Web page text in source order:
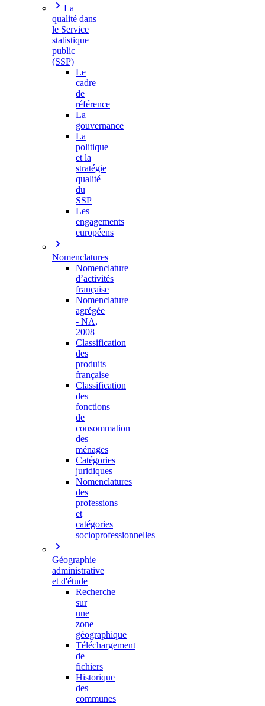
La
qualité dans
le Service
statistique
public
(SSP)
Le
cadre
de
référence
La
gouvernance
La
politique
et la
stratégie
qualité
du
SSP
Les
engagements
européens
Nomenclatures
Nomenclature
d’activités
française
Nomenclature
agrégée
- NA,
2008
Classification
des
produits
française
Classification
des
fonctions
de
consommation
des
ménages
Catégories
juridiques
Nomenclatures
des
professions
et
catégories
socioprofessionnelles
Géographie
administrative
et d'étude
Recherche
sur
une
zone
géographique
Téléchargement
de
fichiers
Historique
des
communes